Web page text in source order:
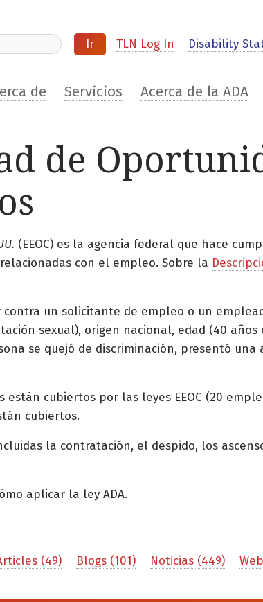
TLN Log In Disability
de Servicios Acerca de la ADA
de
(EEOC) es la agencia federal que hace
con el empleo. Sobre la
un solicitante de empleo o un
sexual), origen nacional, edad (40 años
se quejó de discriminación, presentó
cubiertos por las leyes EEOC (20
cubiertos.
la contratación, el despido, los
aplicar la ley ADA.
(49) Blogs (101) Noticias (449)